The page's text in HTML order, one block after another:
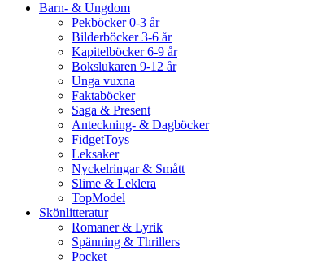
Barn- & Ungdom
Pekböcker 0-3 år
Bilderböcker 3-6 år
Kapitelböcker 6-9 år
Bokslukaren 9-12 år
Unga vuxna
Faktaböcker
Saga & Present
Anteckning- & Dagböcker
FidgetToys
Leksaker
Nyckelringar & Smått
Slime & Leklera
TopModel
Skönlitteratur
Romaner & Lyrik
Spänning & Thrillers
Pocket